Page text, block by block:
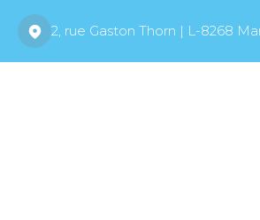
2, rue Gaston Thorn | L-8268